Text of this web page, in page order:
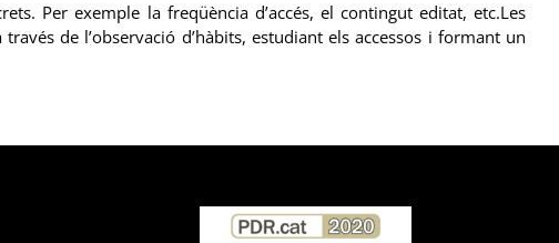
Per exemple la freqüència d’accés, el contingut editat, etc.Les
de l’observació d’hàbits, estudiant els accessos i formant un